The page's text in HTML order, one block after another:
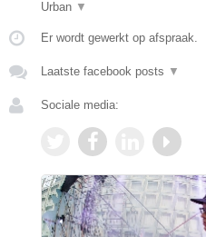
Urban ▼
Er wordt gewerkt op afspraak.
Laatste facebook posts ▼
Sociale media: